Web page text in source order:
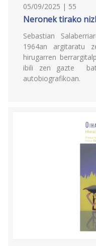
05/09/2025 | 55
Neronek tirako
Sebastian
1964an argitaratu
hirugarren
ibili zen gazte
autobiografikoan.